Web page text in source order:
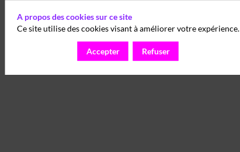
A propos des cookies sur ce site
Ce site utilise des cookies visant à améliorer votre expérience.
Accepter Refuser